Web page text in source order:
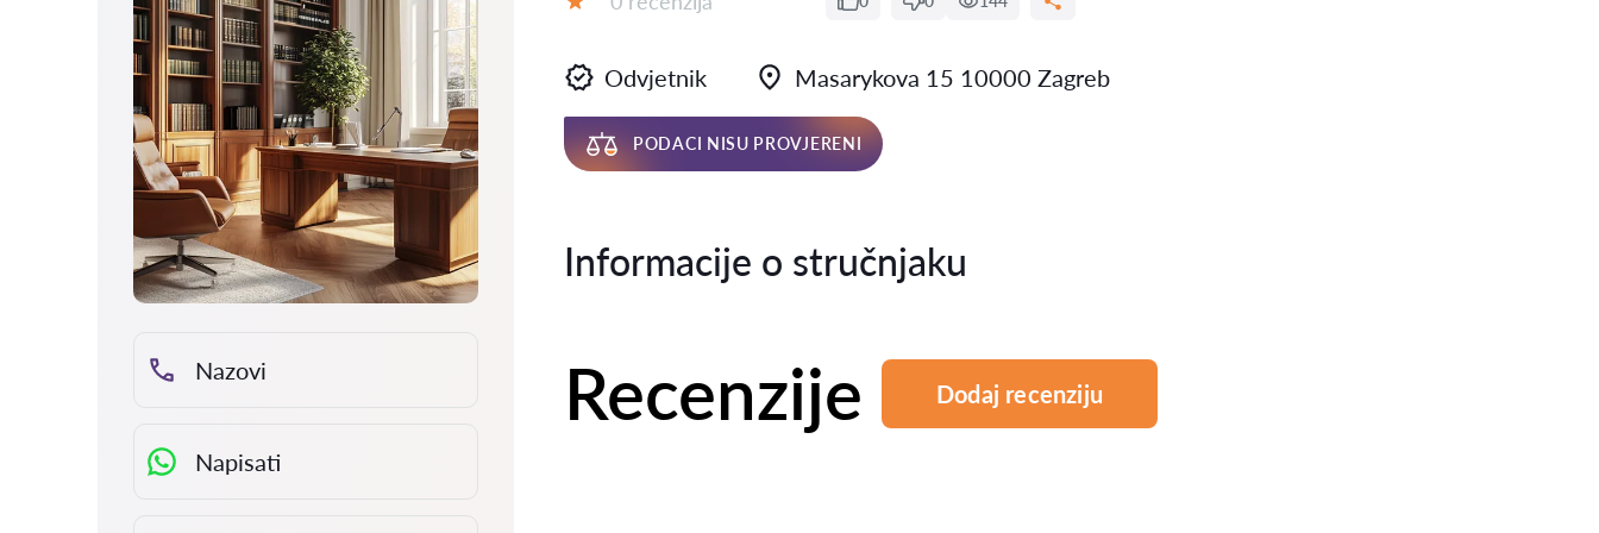
Nazovi
Napisati
Odvjetnik Masarykova 15 10000 Zagreb
PODACI NISU PROVJERENI
Informacije o stručnjaku
Recenzije Dodaj recenziju